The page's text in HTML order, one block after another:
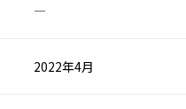
―
2022年4月